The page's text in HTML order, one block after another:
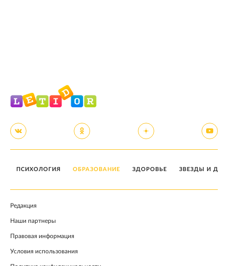
ПСИХОЛОГИЯ ОБРАЗОВАНИЕ ЗДОРОВЬЕ ЗВЕЗДЫ И
Редакция
Наши партнеры
Правовая информация
Условия использования